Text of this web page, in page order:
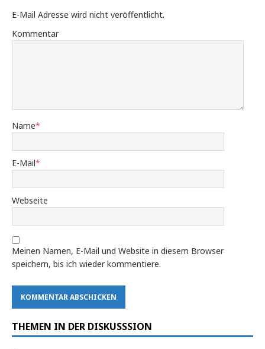
E-Mail Adresse wird nicht veröffentlicht.
Kommentar
Name*
E-Mail*
Webseite
Meinen Namen, E-Mail und Website in diesem Browser
speichern, bis ich wieder kommentiere.
THEMEN IN DER DISKUSSSION